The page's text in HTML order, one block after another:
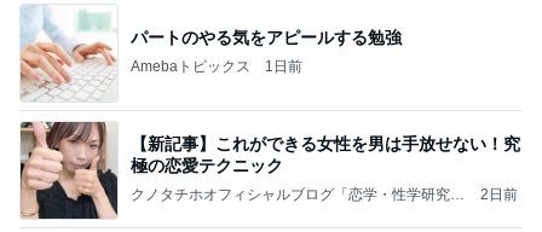
パートのやる気をアピールする勉強
Amebaトピックス 1日前
【新記事】これができる女性を男は手放せない！究
極の恋愛テクニック
クノタチホオフィシャルブログ「恋学・性学研究
2日前